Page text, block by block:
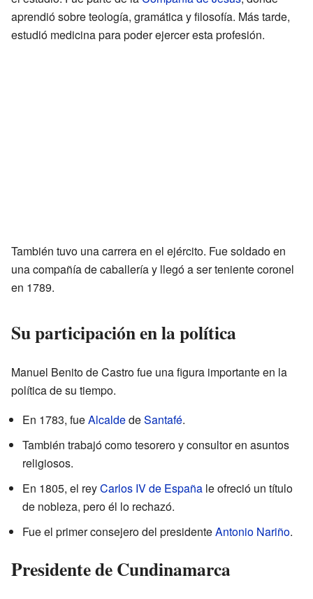
aprendió sobre teología, gramática y filosofía. Más tarde,
estudió medicina para poder ejercer esta profesión.
También tuvo una carrera en el ejército. Fue soldado en
una compañía de caballería y llegó a ser teniente coronel
en 1789.
Su participación en la política
Manuel Benito de Castro fue una figura importante en la
política de su tiempo.
En 1783, fueAlcaldedeSantafé.
También trabajó como tesorero y consultor en asuntos
religiosos.
En 1805, el reyCarlos IV de España le ofreció un título
de nobleza, pero él lo rechazó.
Fue el primer consejero del presidenteAntonio Nariño.
Presidente de Cundinamarca